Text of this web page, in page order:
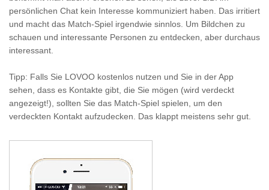
persönlichen Chat kein Interesse kommuniziert haben. Das irritiert
und macht das Match-Spiel irgendwie sinnlos. Um Bildchen zu
schauen und interessante Personen zu entdecken, aber durchaus
interessant.
Tipp: Falls Sie LOVOO kostenlos nutzen und Sie in der App
sehen, dass es Kontakte gibt, die Sie mögen (wird verdeckt
angezeigt!), sollten Sie das Match-Spiel spielen, um den
verdeckten Kontakt aufzudecken. Das klappt meistens sehr gut.